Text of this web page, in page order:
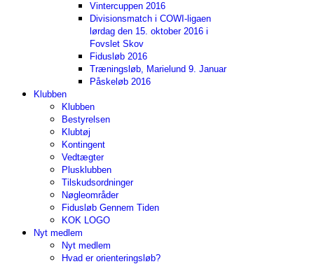
Vintercuppen 2016
Divisionsmatch i COWI-ligaen
lørdag den 15. oktober 2016 i
Fovslet Skov
Fidusløb 2016
Træningsløb, Marielund 9. Januar
Påskeløb 2016
Klubben
Klubben
Bestyrelsen
Klubtøj
Kontingent
Vedtægter
Plusklubben
Tilskudsordninger
Nøgleområder
Fidusløb Gennem Tiden
KOK LOGO
Nyt medlem
Nyt medlem
Hvad er orienteringsløb?